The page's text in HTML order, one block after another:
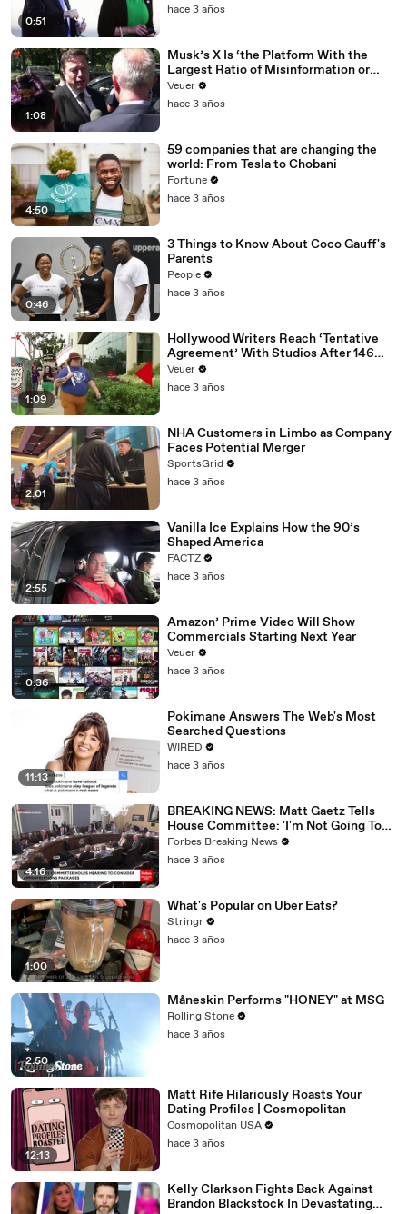
0:51
hace 3 años
1:08
Musk’s X Is ‘the Platform With the
Largest Ratio of Misinformation or
Disinformation’ Amongst All Social
Media Platforms
Veuer
hace 3 años
4:50
59 companies that are changing the
world: From Tesla to Chobani
Fortune
hace 3 años
0:46
3 Things to Know About Coco Gauff's
Parents
People
hace 3 años
1:09
Hollywood Writers Reach ‘Tentative
Agreement’ With Studios After 146
Day Strike
Veuer
hace 3 años
2:01
NHA Customers in Limbo as Company
Faces Potential Merger
SportsGrid
hace 3 años
2:55
Vanilla Ice Explains How the 90’s
Shaped America
FACTZ
hace 3 años
0:36
Amazon’ Prime Video Will Show
Commercials Starting Next Year
Veuer
hace 3 años
11:13
Pokimane Answers The Web's Most
Searched Questions
WIRED
hace 3 años
4:16
BREAKING NEWS: Matt Gaetz Tells
House Committee: 'I'm Not Going To
Vote For A Continuing Resolution'
Forbes Breaking News
hace 3 años
1:00
What's Popular on Uber Eats?
Stringr
hace 3 años
2:50
Måneskin Performs "HONEY" at MSG
Rolling Stone
hace 3 años
12:13
Matt Rife Hilariously Roasts Your
Dating Profiles | Cosmopolitan
Cosmopolitan USA
hace 3 años
Kelly Clarkson Fights Back Against
Brandon Blackstock In Devastating